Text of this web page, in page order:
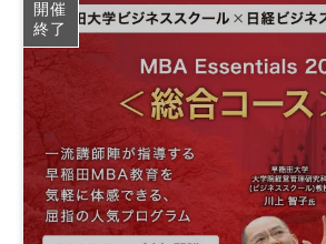
開催
終了